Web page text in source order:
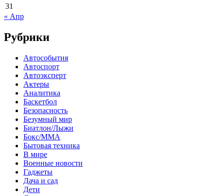
31
« Апр
Рубрики
Автособытия
Автоспорт
Автоэксперт
Актеры
Аналитика
Баскетбол
Безопасность
Безумный мир
Биатлон/Лыжи
Бокс/MMA
Бытовая техника
В мире
Военные новости
Гаджеты
Дача и сад
Дети